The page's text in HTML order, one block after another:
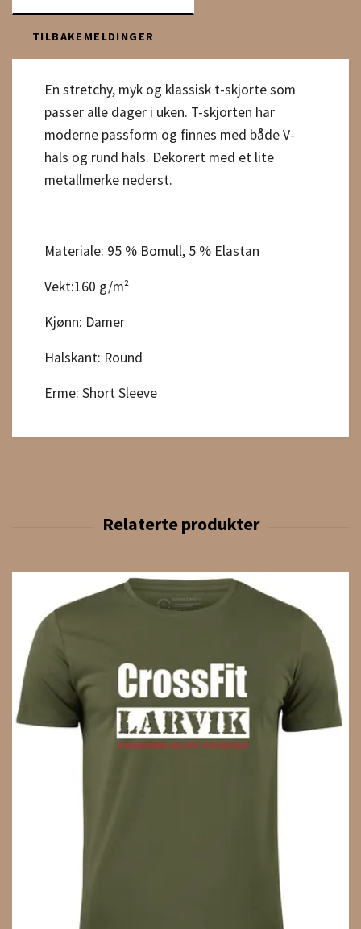
TILBAKEMELDINGER
En stretchy, myk og klassisk t-skjorte som
passer alle dager i uken. T-skjorten har
moderne passform og finnes med både V-
hals og rund hals. Dekorert med et lite
metallmerke nederst.
Materiale: 95 % Bomull, 5 % Elastan
Vekt:160 g/m²
Kjønn: Damer
Halskant: Round
Erme: Short Sleeve